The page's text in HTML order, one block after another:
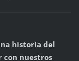
historia del
con nuestros